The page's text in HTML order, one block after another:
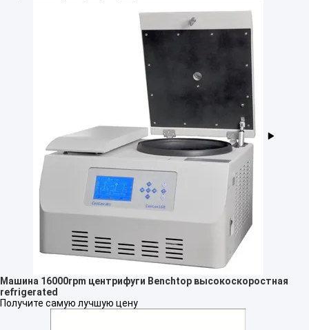
Машина 16000rpm центрифуги Benchtop высокоскоростная
refrigerated
Получите самую лучшую цену